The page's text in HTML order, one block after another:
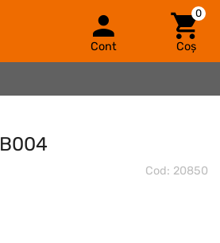
Cont Coș
0
Cod: 20850